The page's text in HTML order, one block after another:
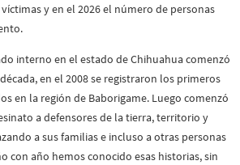
y en el 2026 el número de personas
interno en el estado de Chihuahua comenzó
en el 2008 se registraron los primeros
en la región de Baborigame. Luego comenzó
a defensores de la tierra, territorio y
a sus familias e incluso a otras personas
con año hemos conocido esas historias, sin